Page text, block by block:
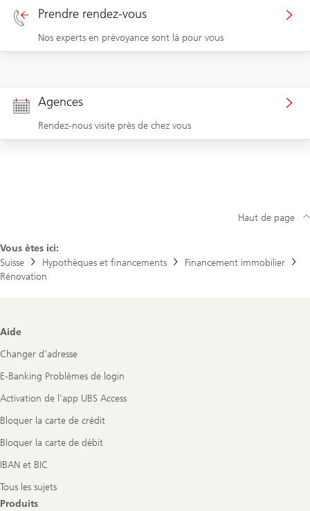
Prendre rendez-vous
Nos experts en prévoyance sont là pour vous
Agences
Rendez-nous visite près de chez vous
Vous êtes ici:
Suisse
Hypothèques et financements
Financement immobilier
Rénovation
Haut de page
Footer
Aide
Changer d’adresse
E-Banking Problèmes de login
Activation de l'app UBS Access
Bloquer la carte de crédit
Bloquer la carte de débit
IBAN et BIC
Tous les sujets
Produits